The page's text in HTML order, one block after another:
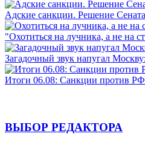
Адские санкции. Решение
"Охотиться на лучника, а не на
Загадочный звук напугал
Итоги 06.08: Санкции против
ВЫБОР РЕДАКТОРА